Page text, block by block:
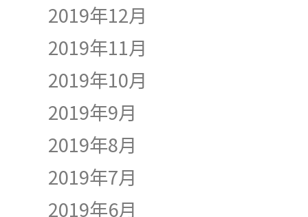
2019年12月
2019年11月
2019年10月
2019年9月
2019年8月
2019年7月
2019年6月